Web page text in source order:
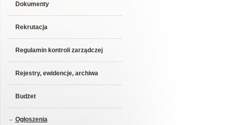
Dokumenty
Rekrutacja
Regulamin kontroli zarządczej
Rejestry, ewidencje, archiwa
Budżet
Ogłoszenia